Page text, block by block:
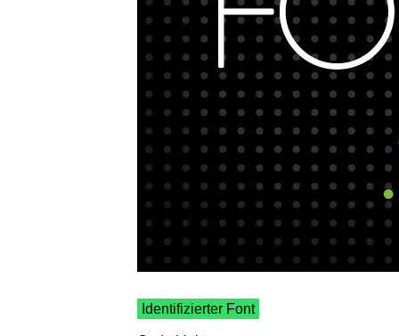
Identifizierter Font